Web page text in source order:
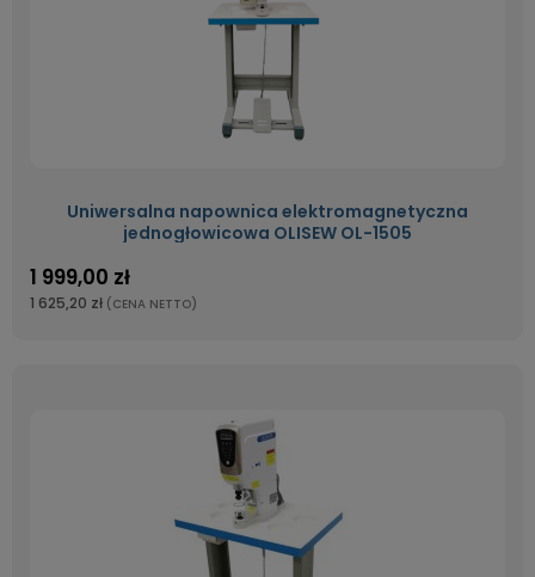
Uniwersalna napownica elektromagnetyczna
jednogłowicowa OLISEW OL-1505
1 999,00 zł
1 625,20 zł (CENA NETTO)